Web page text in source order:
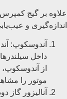
علاوه بر گیج
اندازه‌گیری و
آندوسکوپ:
داخل
از
موتور را
آنالیزور گاز